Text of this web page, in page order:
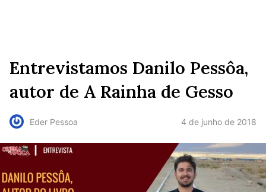
Entrevistamos Danilo Pessôa,
autor de A Rainha de Gesso
Eder Pessoa 4 de junho de 2018